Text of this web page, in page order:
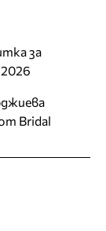
за
Bridal